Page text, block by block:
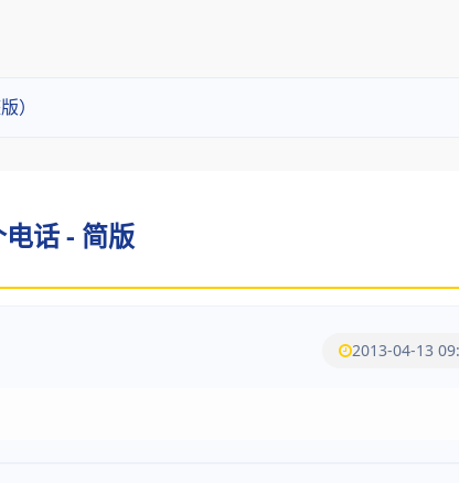
）
话 - 简版
2013-04-13